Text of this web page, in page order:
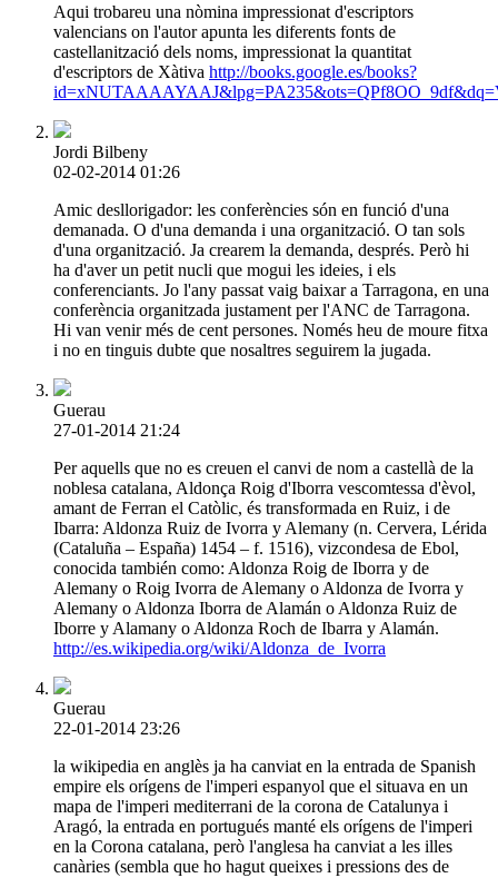
Aqui trobareu una nòmina impressionat d'escriptors
valencians on l'autor apunta les diferents fonts de
castellanització dels noms, impressionat la quantitat
d'escriptors de Xàtiva http://books.google.es/books?
Jordi Bilbeny
02-02-2014 01:26
Amic desllorigador: les conferències són en funció d'una
demanada. O d'una demanda i una organització. O tan sols
d'una organització. Ja crearem la demanda, després. Però hi
ha d'aver un petit nucli que mogui les ideies, i els
conferenciants. Jo l'any passat vaig baixar a Tarragona, en una
conferència organitzada justament per l'ANC de Tarragona.
Hi van venir més de cent persones. Només heu de moure fitxa
i no en tinguis dubte que nosaltres seguirem la jugada.
Guerau
27-01-2014 21:24
Per aquells que no es creuen el canvi de nom a castellà de la
noblesa catalana, Aldonça Roig d'Iborra vescomtessa d'èvol,
amant de Ferran el Catòlic, és transformada en Ruiz, i de
Ibarra: Aldonza Ruiz de Ivorra y Alemany (n. Cervera, Lérida
(Cataluña – España) 1454 – f. 1516), vizcondesa de Ebol,
conocida también como: Aldonza Roig de Iborra y de
Alemany o Roig Ivorra de Alemany o Aldonza de Ivorra y
Alemany o Aldonza Iborra de Alamán o Aldonza Ruiz de
Iborre y Alamany o Aldonza Roch de Ibarra y Alamán.
http://es.wikipedia.org/wiki/Aldonza_de_Ivorra
Guerau
22-01-2014 23:26
la wikipedia en anglès ja ha canviat en la entrada de Spanish
empire els orígens de l'imperi espanyol que el situava en un
mapa de l'imperi mediterrani de la corona de Catalunya i
Aragó, la entrada en portugués manté els orígens de l'imperi
en la Corona catalana, però l'anglesa ha canviat a les illes
canàries (sembla que ho hagut queixes i pressions des de